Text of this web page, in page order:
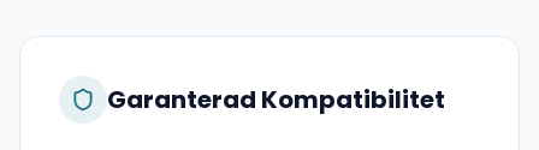
Garanterad Kompatibilitet